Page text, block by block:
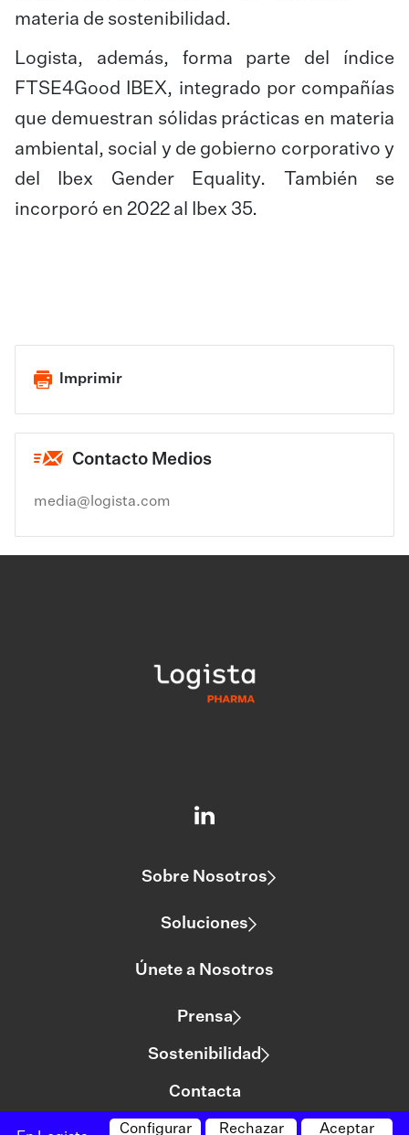
materia de sostenibilidad.
Logista, además, forma parte del índice
FTSE4Good IBEX, integrado por compañías
que demuestran sólidas prácticas en materia
ambiental, social y de gobierno corporativo y
del Ibex Gender Equality. También se
incorporó en 2022 al Ibex 35.
Imprimir
Contacto Medios
media@logista.com
Sobre Nosotros
Soluciones
Únete a Nosotros
Prensa
Sostenibilidad
Contacta
Aceptar
Rechazar
Configurar